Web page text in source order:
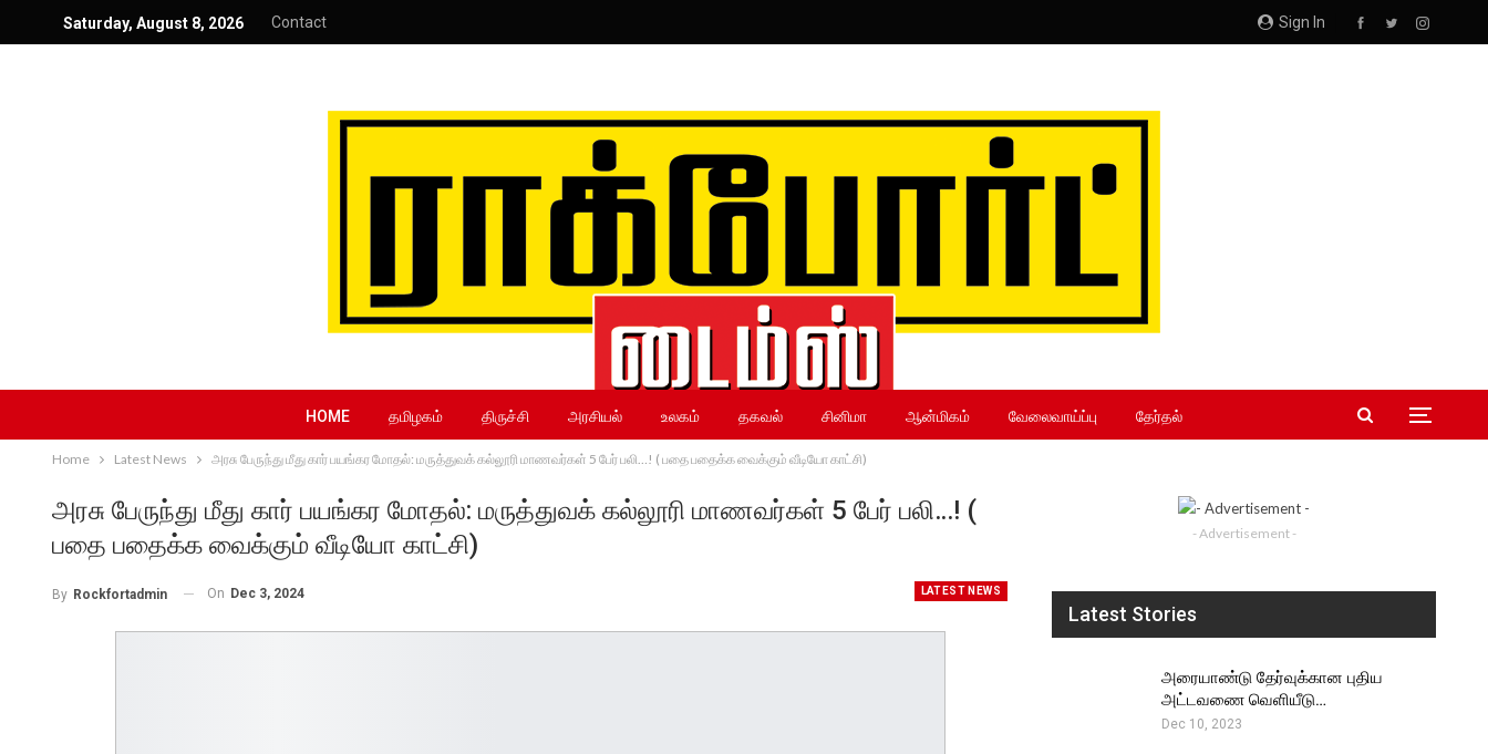
Sign In
Saturday, August 8, 2026 Contact
HOME தமிழகம் திருச்சி அரசியல் உலகம் தகவல் சினிமா ஆன்மிகம் வேலைவாய்ப்பு தேர்தல்
Home Latest News அரசு பேருந்து மீது கார் பயங்கர மோதல்: மருத்துவக் கல்லூரி மாணவர்கள் 5 பேர் பலி…! ( பதை பதைக்க வைக்கும் வீடியோ காட்சி)
அரசு பேருந்து மீது கார் பயங்கர மோதல்: மருத்துவக் கல்லூரி மாணவர்கள் 5 பேர் பலி…! (
பதை பதைக்க வைக்கும் வீடியோ காட்சி)
LATEST NEWS
By Rockfortadmin On Dec 3, 2024
- Advertisement -
Latest Stories
அரையாண்டு தேர்வுக்கான புதிய
அட்டவணை வெளியீடு…
Dec 10, 2023